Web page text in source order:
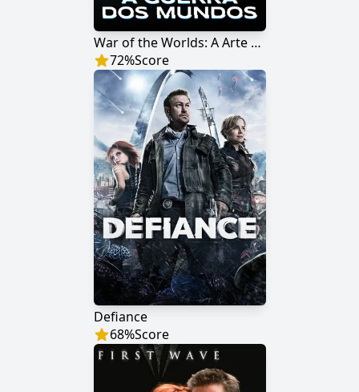
War of the Worlds: A Arte da Guerra
72%Score
Defiance
68%Score